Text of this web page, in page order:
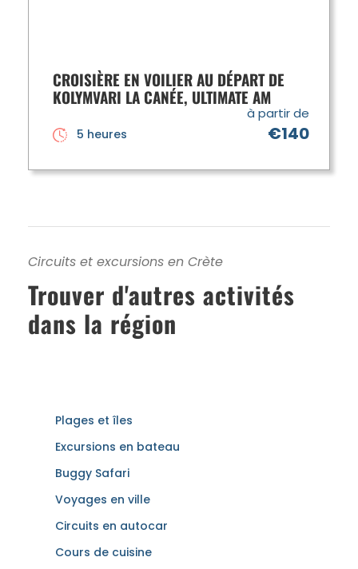
CROISIÈRE EN VOILIER AU DÉPART DE
KOLYMVARI LA CANÉE, ULTIMATE AM
à partir de
€140
5 heures
Circuits et excursions en Crète
Trouver d'autres activités
dans la région
Plages et îles
Excursions en bateau
Buggy Safari
Voyages en ville
Circuits en autocar
Cours de cuisine